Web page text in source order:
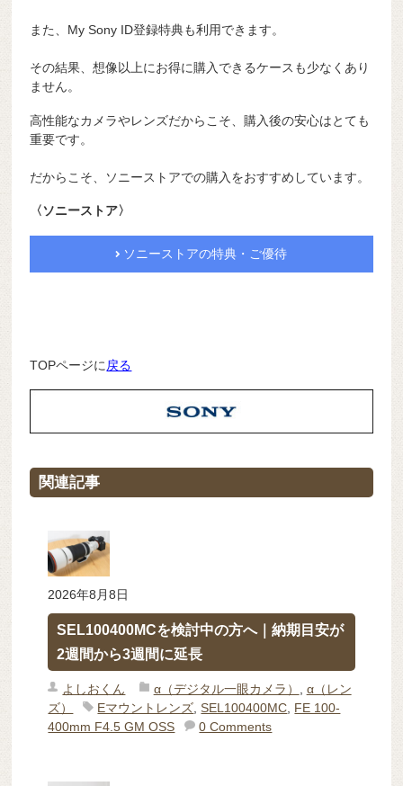
また、My Sony ID登録特典も利用できます。
その結果、想像以上にお得に購入できるケースも少なくあり
ません。
高性能なカメラやレンズだからこそ、購入後の安心はとても
重要です。
だからこそ、ソニーストアでの購入をおすすめしています。
〈ソニーストア〉
ソニーストアの特典・ご優待
TOPページに 戻る
関連記事
2026年8月8日
SEL100400MCを検討中の方へ｜納期目安が
2週間から3週間に延長
よしおくん α（デジタル一眼カメラ） , α（レン
ズ）
Eマウントレンズ,SEL100400MC, FE 100-
400mm F4.5 GM OSS
0 Comments